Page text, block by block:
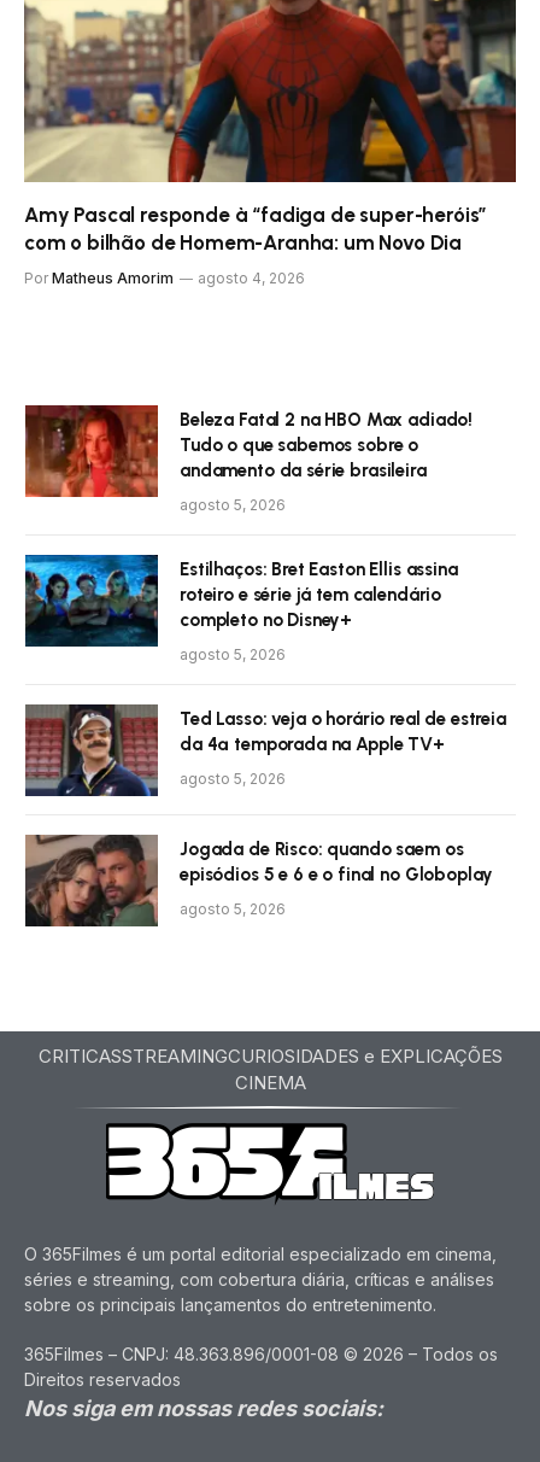
Amy Pascal responde à “fadiga de super-heróis”
com o bilhão de Homem-Aranha: um Novo Dia
Por Matheus Amorim agosto 4, 2026
Beleza Fatal 2 na HBO Max adiado!
Tudo o que sabemos sobre o
andamento da série brasileira
agosto 5, 2026
Estilhaços: Bret Easton Ellis assina
roteiro e série já tem calendário
completo no Disney+
agosto 5, 2026
Ted Lasso: veja o horário real de estreia
da 4ª temporada na Apple TV+
agosto 5, 2026
Jogada de Risco: quando saem os
episódios 5 e 6 e o final no Globoplay
agosto 5, 2026
CRITICASSTREAMINGCURIOSIDADES e EXPLICAÇÕES
CINEMA
O 365Filmes é um portal editorial especializado em cinema,
séries e streaming, com cobertura diária, críticas e análises
sobre os principais lançamentos do entretenimento.
365Filmes – CNPJ: 48.363.896/0001-08 © 2026 – Todos os
Direitos reservados
Nos siga em nossas redes sociais: